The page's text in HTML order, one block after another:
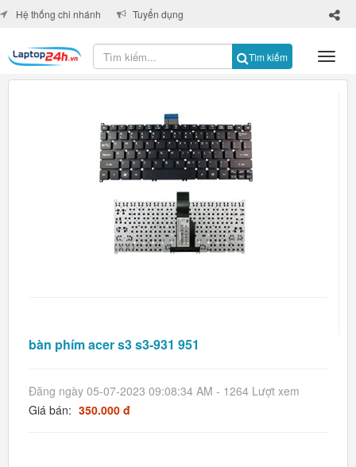
Tìm kiếm
×
Hệ thống chi nhánh Tuyển dụng
bàn phím acer s3 s3-931 951
Đăng ngày 05-07-2023 09:08:34 AM - 1264 Lượt xem
Giá bán: 350.000 đ